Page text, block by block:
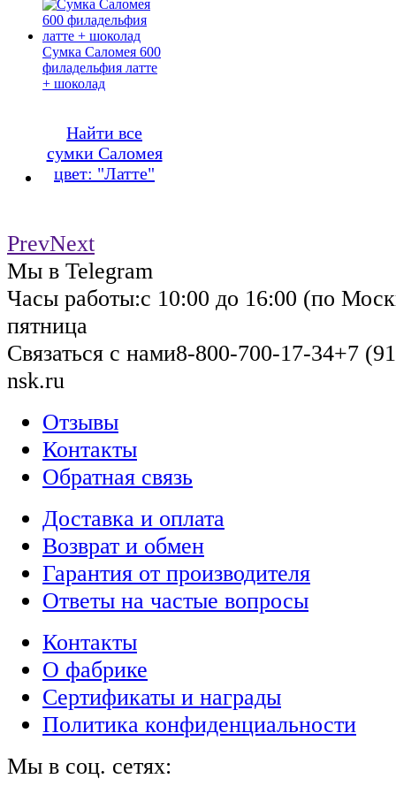
Сумка Саломея 600
филадельфия латте
+ шоколад
Найти все
сумки Саломея
цвет: "Латте"
PrevNext
Мы в Telegram
Часы работы:с 10:00 до 16:00 (по
пятница
Связаться с нами8-800-700-17-34+7
nsk.ru
Отзывы
Контакты
Обратная связь
Доставка и оплата
Возврат и обмен
Гарантия от производителя
Ответы на частые вопросы
Контакты
О фабрике
Сертификаты и награды
Политика конфиденциальности
Мы в соц. сетях: